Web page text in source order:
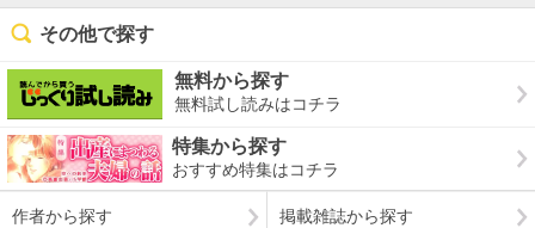
その他で探す
無料から探す
無料試し読みはコチラ
特集から探す
おすすめ特集はコチラ
作者から探す 掲載雑誌から探す